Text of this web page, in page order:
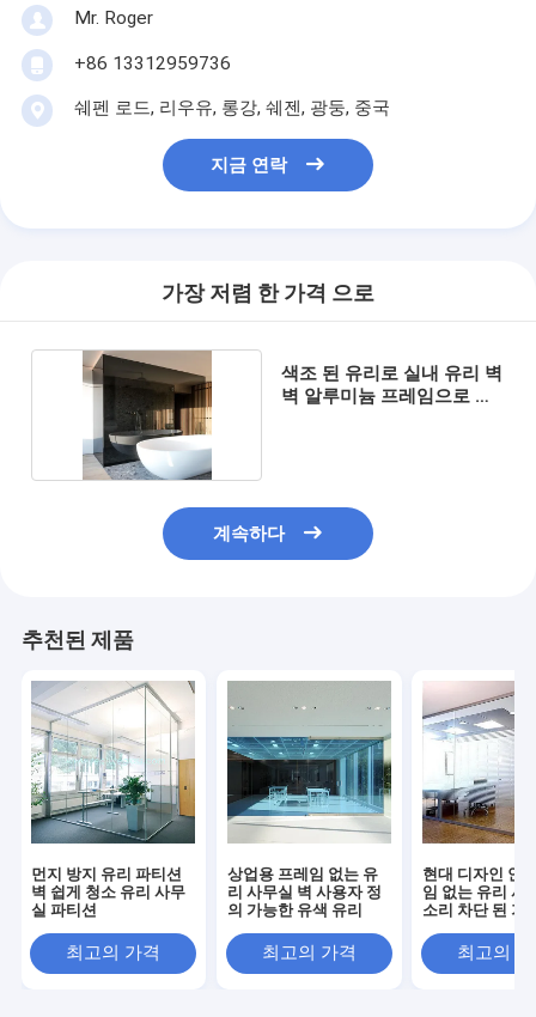
Mr. Roger
+86 13312959736
쉐펜 로드, 리우유, 롱강, 쉐젠, 광둥, 중국
지금 연락
가장 저렴 한 가격 으로
색조 된 유리로 실내 유리 벽
벽 알루미늄 프레임으로 가
계속하다
추천된 제품
먼지 방지 유리 파티션
벽 쉽게 청소 유리 사무
실 파티션
최고의 가격
상업용 프레임 없는 유
리 사무실 벽 사용자 정
의 가능한 유색 유리
최고의 가격
현대 디자인 안
임 없는 유리 사
소리 차단 된 가
최고의